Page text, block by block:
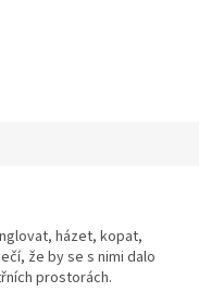
házet, kopat,
že by se s nimi dalo
prostorách.